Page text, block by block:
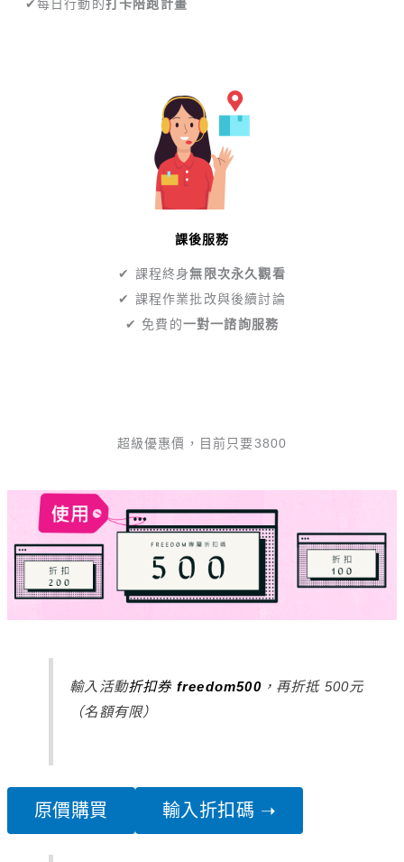
✔︎每日行動的打卡陪跑計畫
課後服務
✔︎ 課程終身無限次永久觀看
✔︎ 課程作業批改與後續討論
✔︎ 免費的一對一諮詢服務
超級優惠價，目前只要3800
輸入活動折扣券 freedom500，再折抵 500元
（名額有限）
原價購買 輸入折扣碼 ➝